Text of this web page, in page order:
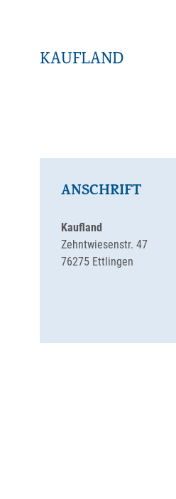
KAUFLAND
ANSCHRIFT
Kaufland
Zehntwiesenstr. 47
76275 Ettlingen